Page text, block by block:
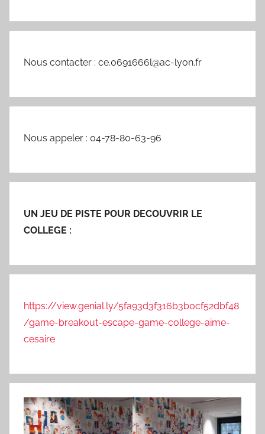
Nous contacter : ce.0691666l@ac-lyon.fr
Nous appeler : 04-78-80-63-96
UN JEU DE PISTE POUR DECOUVRIR LE
COLLEGE :
https://view.genial.ly/5fa93d3f316b3b0cf52dbf48
/game-breakout-escape-game-college-aime-
cesaire